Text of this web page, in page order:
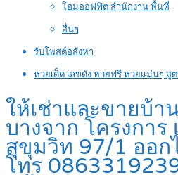
โฮมออฟฟิต สำนักงาน พื้นที่
อื่นๆ
รับโพสต์อสังหา
หวยเด็ด เลขดัง หวยฟรี หวยแม่นๆ สู
ให้เช่าและขายบ้า
บางจาก โครงการ
สุขุมวิท 97/1 ออก
โทร